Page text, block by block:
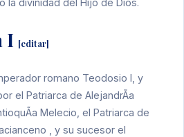
la divinidad del Hijo de Dios.
I [editar]
romano Teodosio I , y
el Patriarca de AlejandrÃ­a
Melecio, el Patriarca de
, y su sucesor el